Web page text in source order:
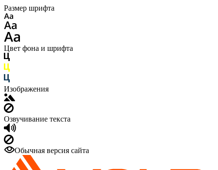
Размер шрифта
Цвет фона и шрифта
Изображения
Озвучивание текста
Обычная версия сайта